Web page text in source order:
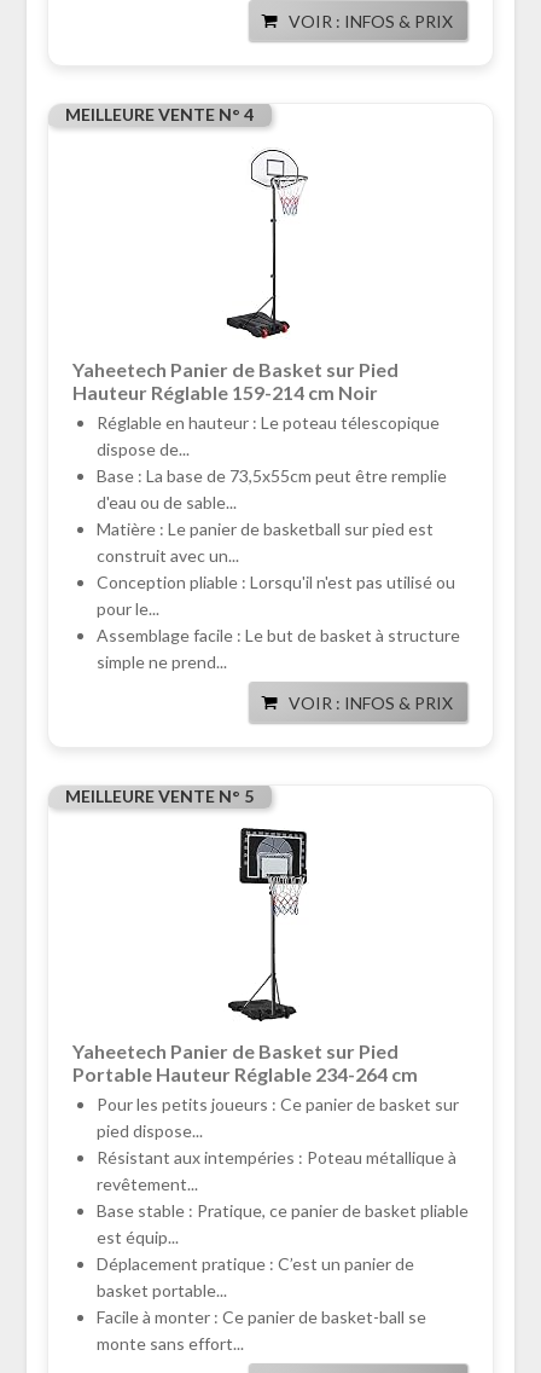
VOIR : INFOS & PRIX
MEILLEURE VENTE N° 4
Yaheetech Panier de Basket sur Pied
Hauteur Réglable 159-214 cm Noir
Réglable en hauteur : Le poteau télescopique
dispose de...
Base : La base de 73,5x55cm peut être remplie
d'eau ou de sable...
Matière : Le panier de basketball sur pied est
construit avec un...
Conception pliable : Lorsqu'il n'est pas utilisé ou
pour le...
Assemblage facile : Le but de basket à structure
simple ne prend...
VOIR : INFOS & PRIX
MEILLEURE VENTE N° 5
Yaheetech Panier de Basket sur Pied
Portable Hauteur Réglable 234-264 cm
Pour les petits joueurs : Ce panier de basket sur
pied dispose...
Résistant aux intempéries : Poteau métallique à
revêtement...
Base stable : Pratique, ce panier de basket pliable
est équip...
Déplacement pratique : C’est un panier de
basket portable...
Facile à monter : Ce panier de basket-ball se
monte sans effort...